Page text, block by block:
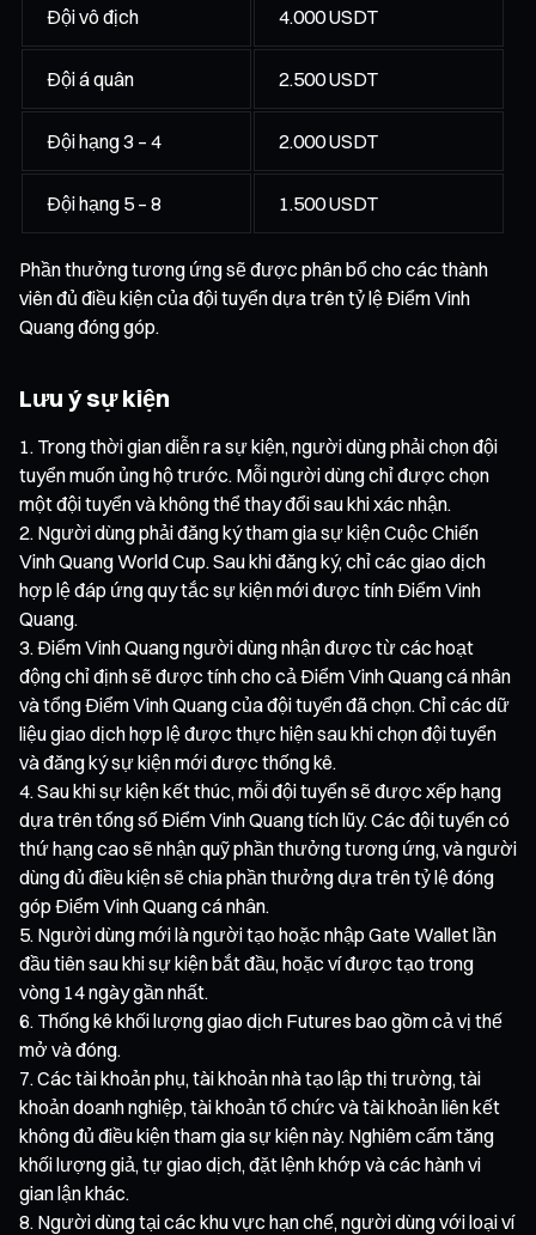
Đội vô địch 4.000 USDT
Đội á quân 2.500 USDT
Đội hạng 3 – 4 2.000 USDT
Đội hạng 5 – 8 1.500 USDT
Phần thưởng tương ứng sẽ được phân bổ cho các thành
viên đủ điều kiện của đội tuyển dựa trên tỷ lệ Điểm Vinh
Quang đóng góp.
Lưu ý sự kiện
Trong thời gian diễn ra sự kiện, người dùng phải chọn đội
tuyển muốn ủng hộ trước. Mỗi người dùng chỉ được chọn
một đội tuyển và không thể thay đổi sau khi xác nhận.
Người dùng phải đăng ký tham gia sự kiện Cuộc Chiến
Vinh Quang World Cup. Sau khi đăng ký, chỉ các giao dịch
hợp lệ đáp ứng quy tắc sự kiện mới được tính Điểm Vinh
Quang.
Điểm Vinh Quang người dùng nhận được từ các hoạt
động chỉ định sẽ được tính cho cả Điểm Vinh Quang cá nhân
và tổng Điểm Vinh Quang của đội tuyển đã chọn. Chỉ các dữ
liệu giao dịch hợp lệ được thực hiện sau khi chọn đội tuyển
và đăng ký sự kiện mới được thống kê.
Sau khi sự kiện kết thúc, mỗi đội tuyển sẽ được xếp hạng
dựa trên tổng số Điểm Vinh Quang tích lũy. Các đội tuyển có
thứ hạng cao sẽ nhận quỹ phần thưởng tương ứng, và người
dùng đủ điều kiện sẽ chia phần thưởng dựa trên tỷ lệ đóng
góp Điểm Vinh Quang cá nhân.
Người dùng mới là người tạo hoặc nhập Gate Wallet lần
đầu tiên sau khi sự kiện bắt đầu, hoặc ví được tạo trong
vòng 14 ngày gần nhất.
Thống kê khối lượng giao dịch Futures bao gồm cả vị thế
mở và đóng.
Các tài khoản phụ, tài khoản nhà tạo lập thị trường, tài
khoản doanh nghiệp, tài khoản tổ chức và tài khoản liên kết
không đủ điều kiện tham gia sự kiện này. Nghiêm cấm tăng
khối lượng giả, tự giao dịch, đặt lệnh khớp và các hành vi
gian lận khác.
Người dùng tại các khu vực hạn chế, người dùng với loại ví